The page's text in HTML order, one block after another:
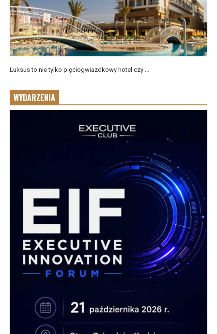
Luksus to nie tylko pięciogwiazdkowy hotel czy ...
WYDARZENIA